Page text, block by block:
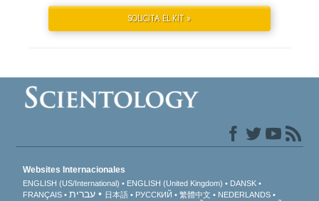
SOLICITA EL KIT »
Websites Internacionales
ENGLISH (US/International) ENGLISH (United Kingdom)
DANSK
FRANÇAIS
עברית 日本語 РУССКИЙ 繁體中文
NEDERLANDS